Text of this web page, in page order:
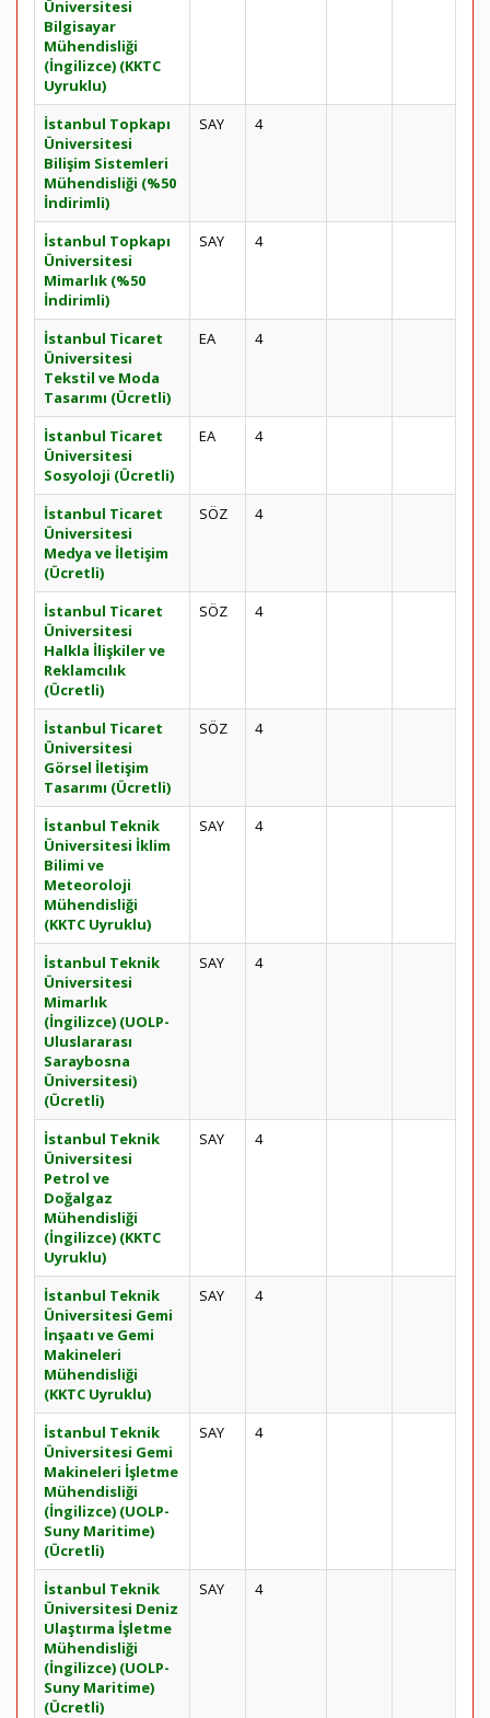
Üniversitesi
Bilgisayar
Mühendisliği
(İngilizce) (KKTC
Uyruklu)
İstanbul Topkapı
Üniversitesi
Bilişim Sistemleri
Mühendisliği (%50
İndirimli)
SAY 4
İstanbul Topkapı
Üniversitesi
Mimarlık (%50
İndirimli)
SAY 4
İstanbul Ticaret
Üniversitesi
Tekstil ve Moda
Tasarımı (Ücretli)
EA 4
İstanbul Ticaret
Üniversitesi
Sosyoloji (Ücretli)
EA 4
İstanbul Ticaret
Üniversitesi
Medya ve İletişim
(Ücretli)
SÖZ 4
İstanbul Ticaret
Üniversitesi
Halkla İlişkiler ve
Reklamcılık
(Ücretli)
SÖZ 4
İstanbul Ticaret
Üniversitesi
Görsel İletişim
Tasarımı (Ücretli)
SÖZ 4
İstanbul Teknik
Üniversitesi İklim
Bilimi ve
Meteoroloji
Mühendisliği
(KKTC Uyruklu)
SAY 4
İstanbul Teknik
Üniversitesi
Mimarlık
(İngilizce) (UOLP-
Uluslararası
Saraybosna
Üniversitesi)
(Ücretli)
SAY 4
İstanbul Teknik
Üniversitesi
Petrol ve
Doğalgaz
Mühendisliği
(İngilizce) (KKTC
Uyruklu)
SAY 4
İstanbul Teknik
Üniversitesi Gemi
İnşaatı ve Gemi
Makineleri
Mühendisliği
(KKTC Uyruklu)
SAY 4
İstanbul Teknik
Üniversitesi Gemi
Makineleri İşletme
Mühendisliği
(İngilizce) (UOLP-
Suny Maritime)
(Ücretli)
SAY 4
İstanbul Teknik
Üniversitesi Deniz
Ulaştırma İşletme
Mühendisliği
(İngilizce) (UOLP-
Suny Maritime)
(Ücretli)
SAY 4